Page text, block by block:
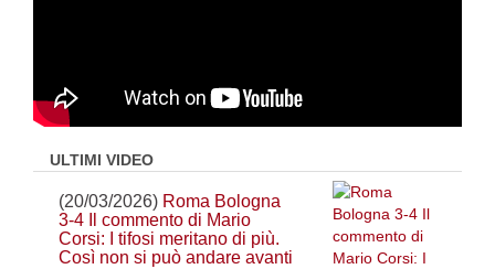
ULTIMI VIDEO
(20/03/2026) Roma Bologna
3-4 Il commento di Mario
Corsi: I tifosi meritano di più.
Così non si può andare avanti